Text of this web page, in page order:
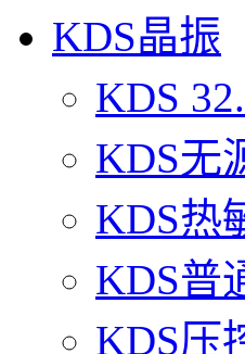
KDS晶振
KDS
KDS无
KDS热
KDS普
KDS压